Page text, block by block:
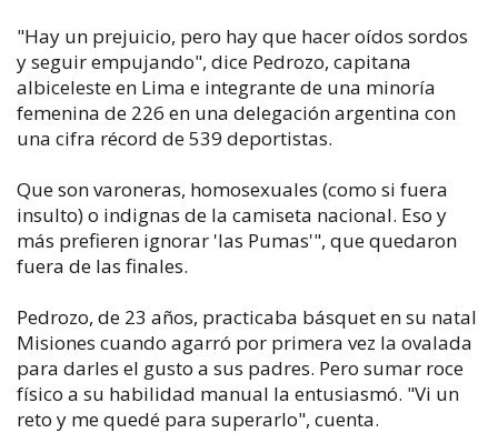
"Hay un prejuicio, pero hay que hacer oídos sordos
y seguir empujando", dice Pedrozo, capitana
albiceleste en Lima e integrante de una minoría
femenina de 226 en una delegación argentina con
una cifra récord de 539 deportistas.
Que son varoneras, homosexuales (como si fuera
insulto) o indignas de la camiseta nacional. Eso y
más prefieren ignorar 'las Pumas'", que quedaron
fuera de las finales.
Pedrozo, de 23 años, practicaba básquet en su natal
Misiones cuando agarró por primera vez la ovalada
para darles el gusto a sus padres. Pero sumar roce
físico a su habilidad manual la entusiasmó. "Vi un
reto y me quedé para superarlo", cuenta.